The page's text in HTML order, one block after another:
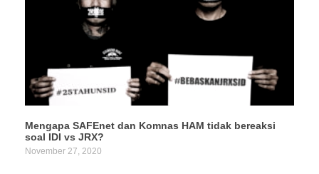
Mengapa SAFEnet dan Komnas HAM tidak bereaksi
soal IDI vs JRX?
November 27, 2020